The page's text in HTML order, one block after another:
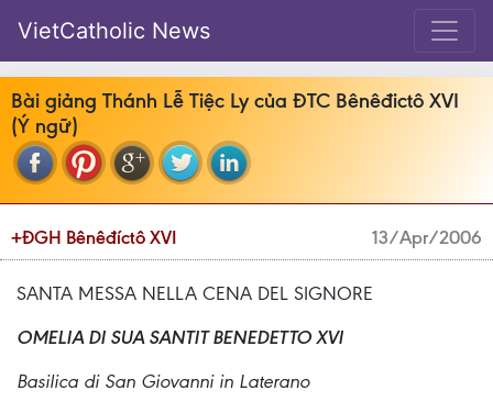
VietCatholic News
Bài giảng Thánh Lễ Tiệc Ly của ĐTC Bênêđictô XVI
(Ý ngữ)
+ĐGH Bênêđíctô XVI 13/Apr/2006
SANTA MESSA NELLA CENA DEL SIGNORE
OMELIA DI SUA SANTIT BENEDETTO XVI
Basilica di San Giovanni in Laterano